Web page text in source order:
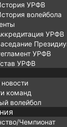
УРФВ
волейбола
УРФВ
УРФВ
УРФВ
команд
волейбол
Чемпионат